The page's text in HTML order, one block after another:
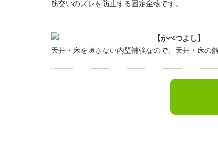
筋交いのズレを防止する固定金物です。
【かべつよし】
天井・床を壊さない内壁補強なので、天井・床の